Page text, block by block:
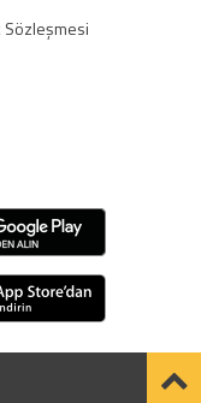
Sözleşmesi